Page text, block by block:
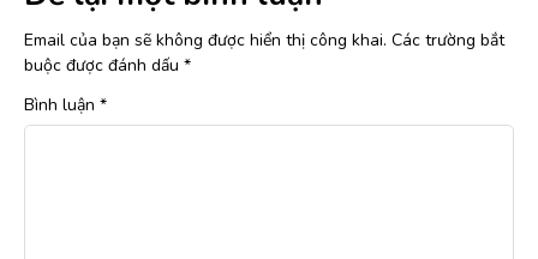
Email của bạn sẽ không được hiển thị công khai. Các trường bắt
buộc được đánh dấu *
Bình luận *